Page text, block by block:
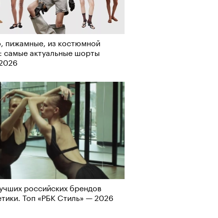
пижамные, из костюмной
самые актуальные шорты
российских брендов
Топ «РБК Стиль» — 2026
Альтман, Altman Talks: «Умение
— это освобождающая
ли человек прожить 180 лет:
Станислав Скакун